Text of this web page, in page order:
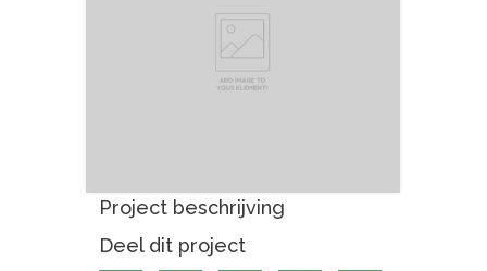
Project beschrijving
Deel dit project